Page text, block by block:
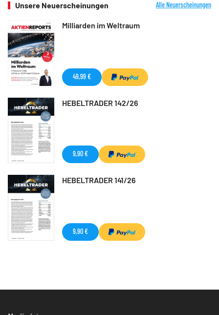
Unsere Neuerscheinungen Alle Neuerscheinungen
Milliarden im Weltraum
49,99 €
HEBELTRADER 142/26
9,90 €
HEBELTRADER 141/26
9,90 €